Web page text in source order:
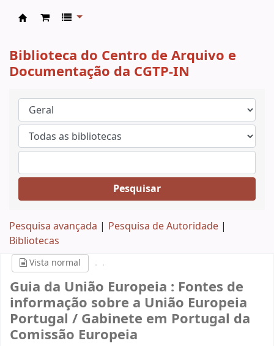
Biblioteca do Centro de Arquivo e
Documentação da CGTP-IN
Pesquisar
Pesquisa avançada
Pesquisa de Autoridade
Bibliotecas
Vista normal
Guia da União Europeia : Fontes de
informação sobre a União Europeia
Portugal / Gabinete em Portugal da
Comissão Europeia